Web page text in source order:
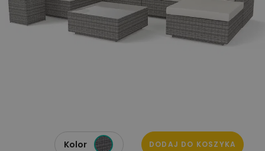
Kolor DODAJ DO KOSZYKA